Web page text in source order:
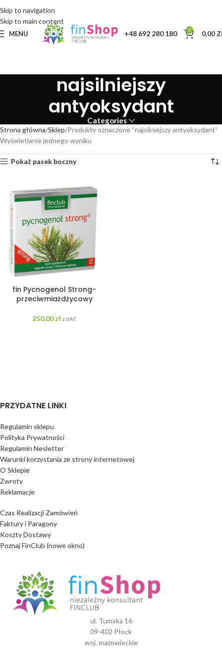
Skip to navigation
Skip to main content
MENU +48 692 280 180 0 0,00
najsilniejszy
antyoksydant
Categories
Strona główna Sklep Produkty oznaczone “najsilniejszy antyoksydant”
Wyświetlanie jednego wyniku
Pokaż pasek boczny
fin Pycnogenol Strong-
przeciwmiażdżycowy
250,00zł z VAT
PRZYDATNE LINKI
Regulamin sklepu
Polityka Prywatności
Regulamin Nesletter
Warunki korzystania ze strony internetowej
O Sklepie
Zwroty
Reklamacje
Czas Realizacji Zamówień
Faktury i Paragony
Koszty Dostawy
Poznaj FinClub (nowe okno)
ul. Tumska 16
09-402 Płock
woj. mazowieckie